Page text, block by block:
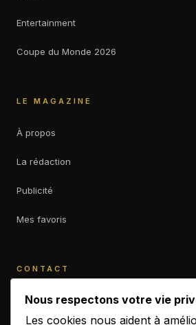
Entertainment
Coupe du Monde 2026
LE MAGAZINE
À propos
La rédaction
Publicité
Mes favoris
CONTACT
contact@b-empiremagazine.com
Nous respectons votre vie
Les cookies nous aident à